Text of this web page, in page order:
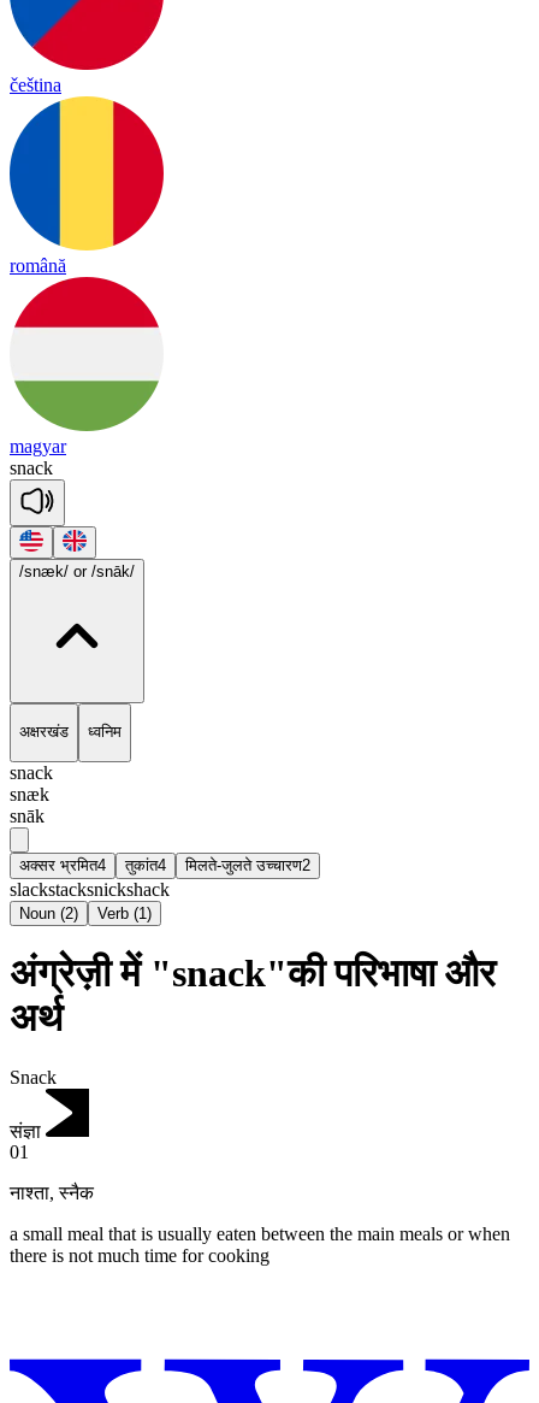
čeština
română
magyar
snack
/snæk/ or /snāk/
अक्षरखंड ध्वनिम
snack
snæk
snāk
अक्सर भ्रमित4 तुकांत4 मिलते-जुलते उच्चारण2
slackstacksnickshack
Noun (2) Verb (1)
अंग्रेज़ी में "snack"की परिभाषा और
अर्थ
Snack
संज्ञा
01
नाश्ता,स्नैक
a small meal that is usually eaten between the main meals or when
there is not much time for cooking